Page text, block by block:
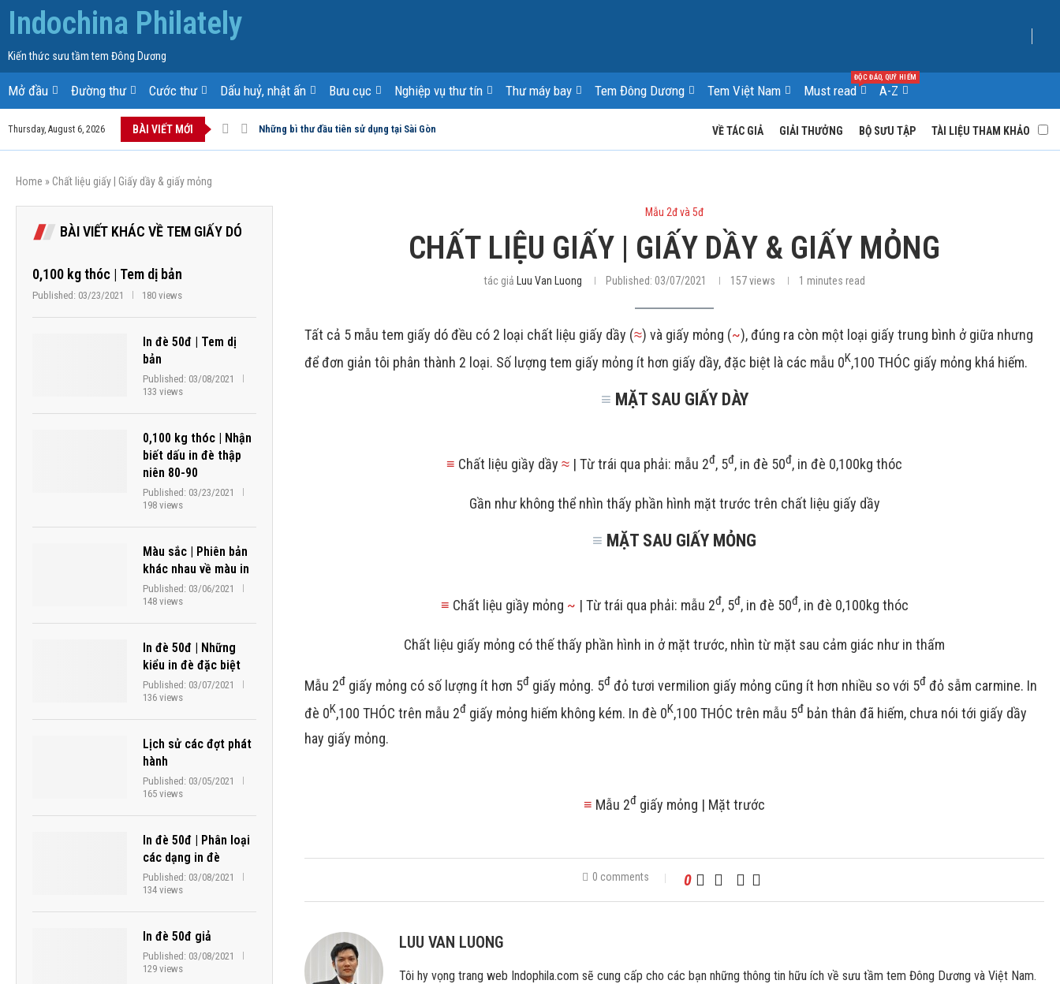
Indochina Philately
Kiến thức sưu tầm tem Đông Dương
Mở đầu Đường thư Cước thư Dấu huỷ, nhật ấn Bưu cục Nghiệp vụ thư tín Thư máy bay Tem Đông Dương Tem Việt Nam Must read
ĐỘC ĐÁO, QUÝ HIẾM
A-Z
Thursday, August 6, 2026 BÀI VIẾT MỚI Những bì thư đầu tiên sử dụng tại Sài Gòn VỀ TÁC GIẢ GIẢI THƯỞNG BỘ SƯU TẬP TÀI LIỆU THAM KHẢO
Home » Chất liệu giấy | Giấy dầy & giấy mỏng
Mẫu 2đ và 5đ
CHẤT LIỆU GIẤY | GIẤY DẦY & GIẤY MỎNG
tác giả Luu Van Luong Published: 03/07/2021 157views 1 minutes read
Tất cả 5 mẫu tem giấy dó đều có 2 loại chất liệu giấy dầy (≈) và giấy mỏng (~), đúng ra còn một loại giấy trung bình ở giữa nhưng
để đơn giản tôi phân thành 2 loại. Số lượng tem giấy mỏng ít hơn giấy dầy, đặc biệt là các mẫu 0K,100 THÓC giấy mỏng khá hiếm.
≡ MẶT SAU GIẤY DÀY
≡ Chất liệu giầy dầy ≈ | Từ trái qua phải: mẫu 2đ, 5đ, in đè 50đ, in đè 0,100kg thóc
Gần như không thể nhìn thấy phần hình mặt trước trên chất liệu giấy dầy
≡ MẶT SAU GIẤY MỎNG
≡ Chất liệu giầy mỏng ~ | Từ trái qua phải: mẫu 2đ, 5đ, in đè 50đ, in đè 0,100kg thóc
Chất liệu giấy mỏng có thế thấy phần hình in ở mặt trước, nhìn từ mặt sau cảm giác như in thấm
Mẫu 2đ giấy mỏng có số lượng ít hơn 5đ giấy mỏng. 5đ đỏ tươi vermilion giấy mỏng cũng ít hơn nhiều so với 5đ đỏ sẫm carmine. In
đè 0K,100 THÓC trên mẫu 2đ giấy mỏng hiếm không kém. In đè 0K,100 THÓC trên mẫu 5đ bản thân đã hiếm, chưa nói tới giấy dầy
hay giấy mỏng.
≡ Mẫu 2đ giấy mỏng | Mặt trước
0 comments 0
LUU VAN LUONG
Tôi hy vọng trang web Indophila.com sẽ cung cấp cho các bạn những thông tin hữu ích về sưu tầm tem Đông Dương và Việt Nam.
BÀI VIẾT KHÁC VỀ TEM GIẤY DÓ
0,100 kg thóc | Tem dị bản
Published: 03/23/2021 180 views
In đè 50đ | Tem dị
bản
Published: 03/08/2021
133 views
0,100 kg thóc | Nhận
biết dấu in đè thập
niên 80-90
Published: 03/23/2021
198 views
Màu sắc | Phiên bản
khác nhau về màu in
Published: 03/06/2021
148 views
In đè 50đ | Những
kiểu in đè đặc biệt
Published: 03/07/2021
136 views
Lịch sử các đợt phát
hành
Published: 03/05/2021
165 views
In đè 50đ | Phân loại
các dạng in đè
Published: 03/08/2021
134 views
In đè 50đ giả
Published: 03/08/2021
129 views